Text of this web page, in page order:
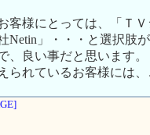
客様にとっては、「Ｔ
Netin」・・・と選択肢
、良い事だと思います。
られているお客様には